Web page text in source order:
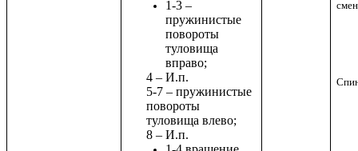
1-3 –
пружинистые
повороты
туловища
вправо;
4 – И.п.
5-7 – пружинистые
повороты
туловища влево;
8 – И.п.